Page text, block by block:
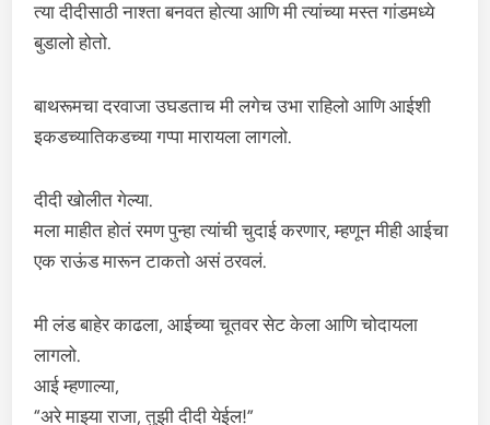
त्या दीदीसाठी नाश्ता बनवत होत्या आणि मी त्यांच्या मस्त गांडमध्ये
बुडालो होतो.
बाथरूमचा दरवाजा उघडताच मी लगेच उभा राहिलो आणि आईशी
इकडच्यातिकडच्या गप्पा मारायला लागलो.
दीदी खोलीत गेल्या.
मला माहीत होतं रमण पुन्हा त्यांची चुदाई करणार, म्हणून मीही आईचा
एक राऊंड मारून टाकतो असं ठरवलं.
मी लंड बाहेर काढला, आईच्या चूतवर सेट केला आणि चोदायला
लागलो.
आई म्हणाल्या,
“अरे माझ्या राजा, तुझी दीदी येईल!”